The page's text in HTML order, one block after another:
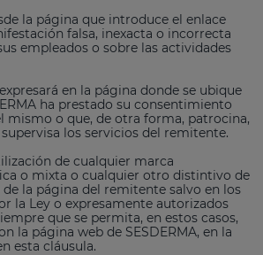
la página que introduce el enlace
falsa, inexacta o incorrecta
empleados o sobre las actividades
en la página donde se ubique
ha prestado su consentimiento
mismo o que, de otra forma, patrocina,
los servicios del remitente.
de cualquier marca
o mixta o cualquier otro distintivo de
de la página del remitente salvo en los
la Ley o expresamente autorizados
que se permita, en estos casos,
la página web de SESDERMA, en la
esta cláusula.